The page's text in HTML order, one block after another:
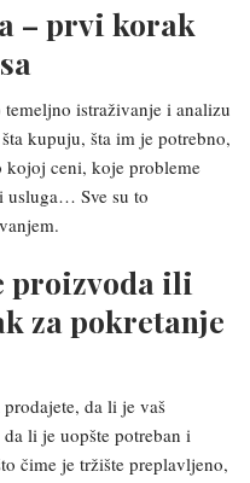
– prvi korak
istraživanje i analizu
kupuju, šta im je potrebno,
ceni, koje probleme
usluga… Sve su to
proizvoda ili
za pokretanje
da li je vaš
li je uopšte potreban i
čime je tržište preplavljeno,